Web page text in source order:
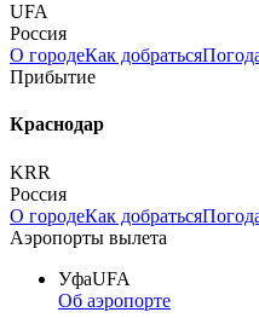
UFA
Россия
О городеКак добраться
Прибытие
Краснодар
KRR
Россия
О городеКак добраться
Аэропорты вылета
УфаUFA
Об аэропорте